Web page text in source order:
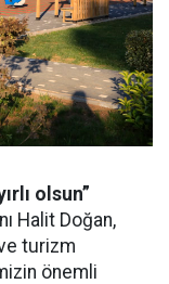
olsun”
Halit Doğan,
turizm
önemli